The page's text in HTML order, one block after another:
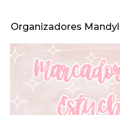
Organizadores